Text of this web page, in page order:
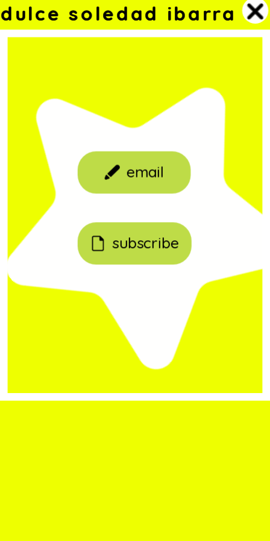
dulce soledad ibarra
dulce soledad ibarra
email
subscribe